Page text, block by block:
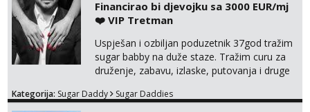
tel:0,93€ - mob:1,12€ min
Obavijesti me kada se oslobodi
Žana
Čekam tvoj poziv!
064/677-677
tel:0,93€ - mob:1,12€ min
Financirao bi djevojku sa 3000 EUR/mj
❤️ VIP Tretman
Uspješan i ozbiljan poduzetnik 37god tražim
sugar babby na duže staze. Tražim curu za
druženje, zabavu, izlaske, putovanja i druge
otvorena, komunikativna, zgodna i atraktivna
Kategorija: Sugar Daddy Sugar Daddies